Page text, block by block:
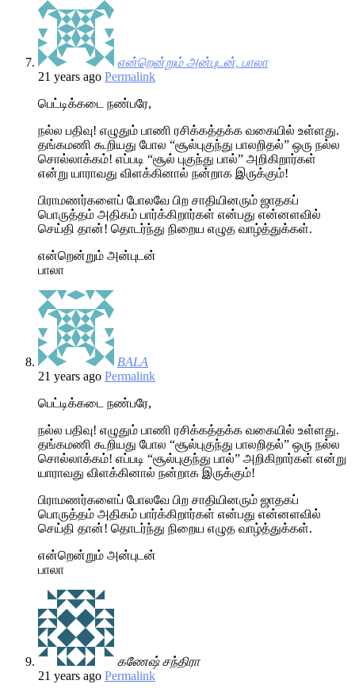
என்றென்றும் அன்புடன், பாலா
21 years ago Permalink
பெட்டிக்கடை நண்பரே,
நல்ல பதிவு! எழுதும் பாணி ரசிக்கத்தக்க வகையில் உள்ளது.
தங்கமணி கூறியது போல “சூல்புகுந்து பாலறிதல்” ஒரு நல்ல
சொல்லாக்கம்! எப்படி “சூல் புகுந்து பால்” அறிகிறார்கள்
என்று யாராவது விளக்கினால் நன்றாக இருக்கும்!
பிராமணர்களைப் போலவே பிற சாதியினரும் ஜாதகப்
பொருத்தம் அதிகம் பார்க்கிறார்கள் என்பது என்னளவில்
செய்தி தான்! தொடர்ந்து நிறைய எழுத வாழ்த்துக்கள்.
என்றென்றும் அன்புடன்
பாலா
BALA
21 years ago Permalink
பெட்டிக்கடை நண்பரே,
நல்ல பதிவு! எழுதும் பாணி ரசிக்கத்தக்க வகையில் உள்ளது.
தங்கமணி கூறியது போல “சூல்புகுந்து பாலறிதல்” ஒரு நல்ல
சொல்லாக்கம்! எப்படி “சூல்புகுந்து பால்” அறிகிறார்கள் என்று
யாராவது விளக்கினால் நன்றாக இருக்கும்!
பிராமணர்களைப் போலவே பிற சாதியினரும் ஜாதகப்
பொருத்தம் அதிகம் பார்க்கிறார்கள் என்பது என்னளவில்
செய்தி தான்! தொடர்ந்து நிறைய எழுத வாழ்த்துக்கள்.
என்றென்றும் அன்புடன்
பாலா
கணேஷ் சந்திரா
21 years ago Permalink